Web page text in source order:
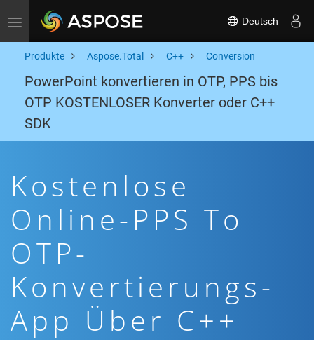
Toggle navigation Deutsch
Produkte Aspose.Total C++ Conversion
PowerPoint konvertieren in OTP, PPS bis
OTP KOSTENLOSER Konverter oder C++
SDK
Kostenlose
Online-PPS To
OTP-
Konvertierungs-
App Über C++